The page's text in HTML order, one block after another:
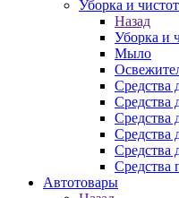
Уборка и
Назад
Уборка и
Мыло
Средства
Средства
Средства
Средства
Средства
Средства
Автотовары